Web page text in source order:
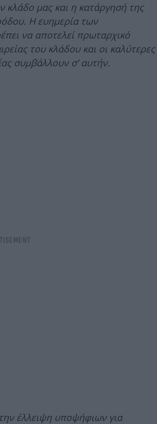
κλάδο μας και η κατάργησή της
Η ευημερία των
να αποτελεί πρωταρχικό
του κλάδου και οι καλύτερες
συμβάλλουν σ’ αυτήν.
έλλειψη υποψήφιων για